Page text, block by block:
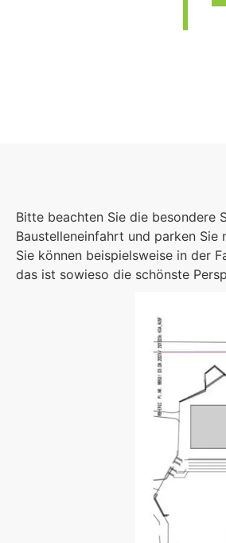
Bitte beachten Sie die besondere
Baustelleneinfahrt und parken
Sie können beispielsweise in der
das ist sowieso die schönste